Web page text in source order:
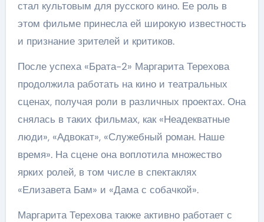
стал культовым для русского кино. Ее роль в
этом фильме принесла ей широкую известность
и признание зрителей и критиков.
После успеха «Брата-2» Маргарита Терехова
продолжила работать на кино и театральных
сценах, получая роли в различных проектах. Она
снялась в таких фильмах, как «Неадекватные
люди», «Адвокат», «Служебный роман. Наше
время». На сцене она воплотила множество
ярких ролей, в том числе в спектаклях
«Елизавета Бам» и «Дама с собачкой».
Маргарита Терехова также активно работает с